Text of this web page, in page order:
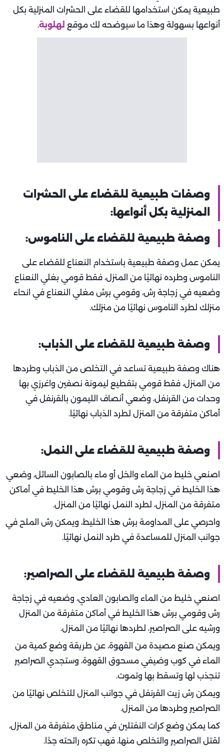
طبيعية يمكن استخدامها للقضاء على الحشرات المنزلية بكل
أنواعها بسهولة وهذا ما سيوضحه لك موقع لهلوبة.
وصفات طبيعية للقضاء على الحشرات
المنزلية بكل أنواعها:
وصفة طبيعية للقضاء على الناموس:
يمكن عمل وصفة طبيعية باستخدام النعناع للقضاء على
الناموس وطرده نهائيًا من المنزل، فقط قومي بغلي النعناع
وضعيه في زجاجة رش، وقومي برش مغلي النعناع في انحاء
منزلك لطرد الناموس نهائيًا من منزلك.
وصفة طبيعية للقضاء على الذباب:
هناك وصفة طبيعية تساعد في التخلص من الذباب وطردها
من المنزل، فقط قومي بتقطيع ليمونة نصفين واغرزي بها
وحدات من القرنفل، وضعي أنصاف الليمون بالقرنفل في
أماكن متفرقة من المنزل لطرد الذباب نهائيًا.
وصفة طبيعية للقضاء على النمل:
اصنعي خليط من الماء والخل أو ماء بالصابون السائل، وضعي
هذا الخليط في زجاجة رش وقومي برش هذا الخليط في أماكن
متفرقة من المنزل، لطرد النمل نهائيًا من المنزل.
واحرصي على المداومة برش هذا الخليط، ويمكن رش الملح في
جوانب المنزل للمساعدة في طرد النمل نهائيًا.
وصفة طبيعية للقضاء على الصراصير:
اصنعي خليط من الماء والصابون العادي، وضعيه في زجاجة
رش وقومي برش هذا الخليط في أماكن متفرقة من المنزل
ورشيه على الصراصير، لطردها نهائيًا من المنزل.
ويمكن صنع مصيدة من القهوة، عن طريقة وضع كمية من
الماء في كوب وضيفي مسحوق القهوة، وستجدي الصراصير
تنجذب لها وتسقط بها وتموت.
ويمكن رش زيت القرنفل في جوانب المنزل للتخلص نهائيًا من
الصراصير وطردها من المنزل.
كما يمكن وضع كرات النفتلين في مناطق متفرقة من المنزل،
لقتل الصراصير والتخلص منها، فهب تكره رائحته جدًا.